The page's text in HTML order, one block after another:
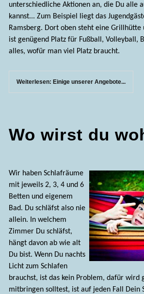
unterschiedliche Aktionen an, die Du alle
kannst... Zum Beispiel liegt das
Ramsberg. Dort oben steht eine Grillhütte
ist genügend Platz für Fußball, Volleyball,
alles, wofür man viel Platz braucht.
Weiterlesen: Einige unserer Angebote...
Wo wirst du
Wir haben Schlafräume
mit jeweils 2, 3, 4 und 6
Betten und eigenem
Bad. Du schläfst also nie
allein. In welchem
Zimmer Du schläfst,
hängt davon ab wie alt
Du bist. Wenn Du nachts
Licht zum Schlafen
brauchst, ist das kein Problem, dafür wird
mitbringen solltest, ist auf jeden Fall Dein